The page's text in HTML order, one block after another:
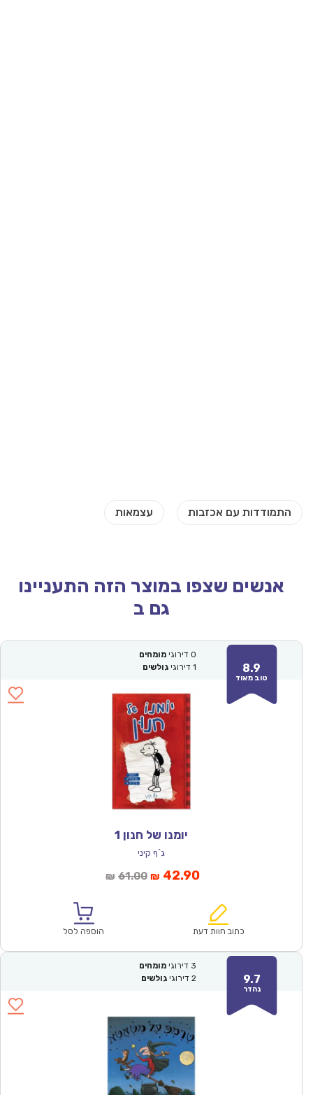
אנשים שצפו במוצר הזה התעניינו
גם ב
8.9
טוב מאוד
0 דירוגי מומחים
1 דירוגי גולשים
יומנו של חנון 1
ג`ף קיני
₪ 61.00המחיר
₪61.00.
₪ 42.90המחיר
הוא:
כתוב חוות דעת הוספה לסל
9.7
נהדר
3 דירוגי מומחים
2 דירוגי גולשים